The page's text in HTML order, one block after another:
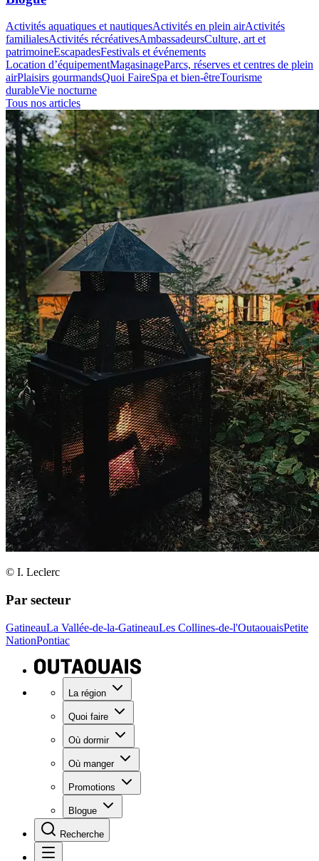
Activités aquatiques et nautiquesActivités en plein airActivités
familialesActivités récréativesAmbassadeursCulture, art et
patrimoineEscapadesFestivals et événements
Location d’équipementMagasinageParcs, réserves et centres de plein
airPlaisirs gourmandsQuoi FaireSpa et bien-êtreTourisme
durableVie nocturne
Tous nos articles
© I. Leclerc
Par secteur
GatineauLa Vallée-de-la-GatineauLes Collines-de-l'OutaouaisPetite
NationPontiac
La région
Quoi faire
Où dormir
Où manger
Promotions
Blogue
Recherche